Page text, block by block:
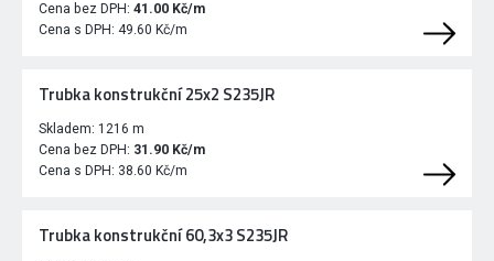
Cena bez DPH: 41.00 Kč/m
Cena s DPH: 49.60 Kč/m
Trubka konstrukční 25x2 S235JR
Skladem: 1216 m
Cena bez DPH: 31.90 Kč/m
Cena s DPH: 38.60 Kč/m
Trubka konstrukční 60,3x3 S235JR